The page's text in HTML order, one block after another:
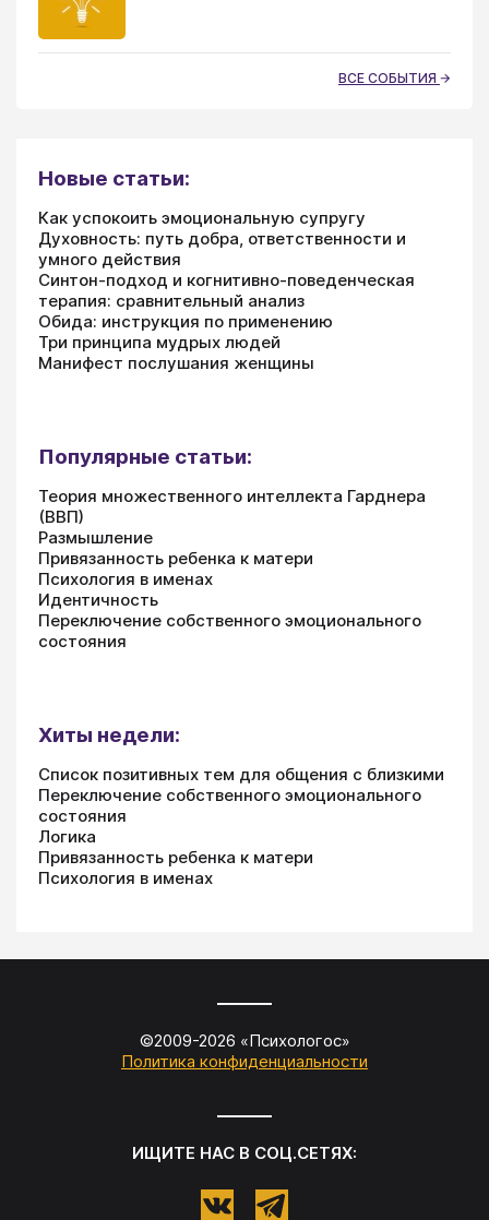
ВСЕ СОБЫТИЯ
Новые статьи:
Как успокоить эмоциональную супругу
Духовность: путь добра, ответственности и
умного действия
Синтон-подход и когнитивно-поведенческая
терапия: сравнительный анализ
Обида: инструкция по применению
Три принципа мудрых людей
Манифест послушания женщины
Популярные статьи:
Теория множественного интеллекта Гарднера
(ВВП)
Размышление
Привязанность ребенка к матери
Психология в именах
Идентичность
Переключение собственного эмоционального
состояния
Хиты недели:
Список позитивных тем для общения с близкими
Переключение собственного эмоционального
состояния
Логика
Привязанность ребенка к матери
Психология в именах
©2009-2026 «Психологос»
Политика конфиденциальности
ИЩИТЕ НАС В СОЦ.СЕТЯХ: